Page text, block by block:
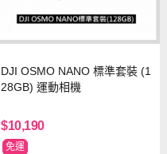
DJI OSMO NANO 標準套裝 (1
28GB) 運動相機
$10,190
免運